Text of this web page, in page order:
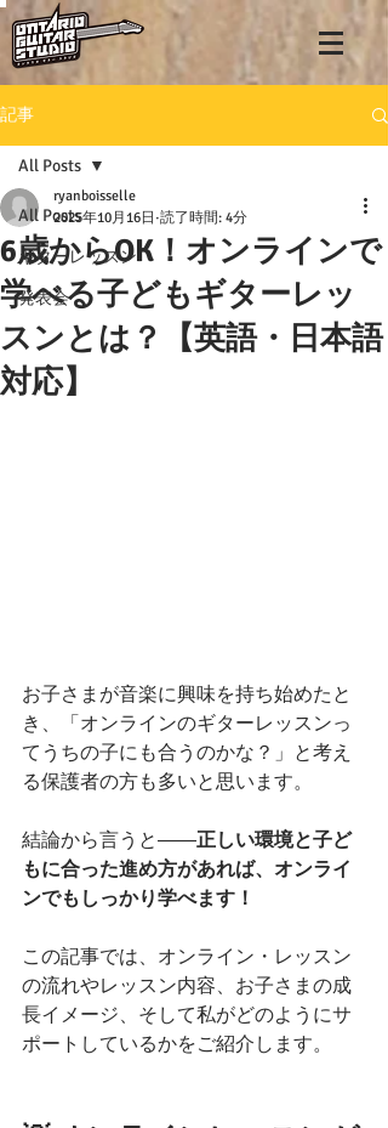
記事
All Posts
ギターレッスン
発表会
All Posts
6歳からOK！オンラインで
学べる子どもギターレッ
スンとは？【英語・日本語
対応】
ryanboisselle
2025年10月16日 読了時間: 4分
お子さまが音楽に興味を持ち始めたと
き、「オンラインのギターレッスンっ
てうちの子にも合うのかな？」と考え
る保護者の方も多いと思います。
結論から言うと――正しい環境と子ど
もに合った進め方があれば、オンライ
ンでもしっかり学べます！
この記事では、オンライン・レッスン
の流れやレッスン内容、お子さまの成
長イメージ、そして私がどのようにサ
ポートしているかをご紹介します。